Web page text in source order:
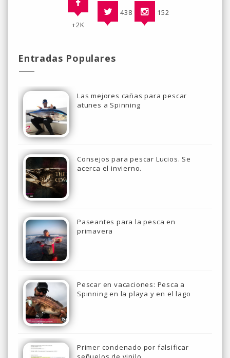
+2K
438 152
Entradas Populares
Las mejores cañas para pescar
atunes a Spinning
Consejos para pescar Lucios. Se
acerca el invierno.
Paseantes para la pesca en
primavera
Pescar en vacaciones: Pesca a
Spinning en la playa y en el lago
Primer condenado por falsificar